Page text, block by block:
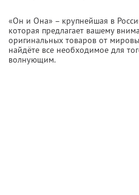
«Он и Она» – крупнейшая в
которая предлагает вашему
оригинальных товаров от
найдёте все необходимое для
волнующим.